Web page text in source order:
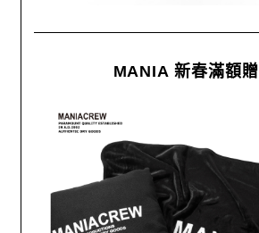
MANIA 新春滿額贈